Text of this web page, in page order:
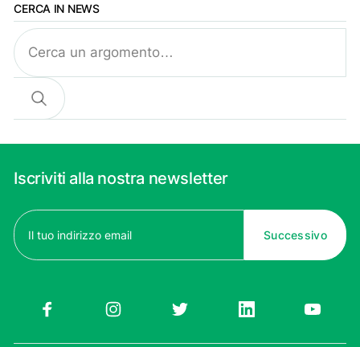
CERCA IN NEWS
Cerca
Iscriviti alla nostra newsletter
Email
(Obbligatorio)